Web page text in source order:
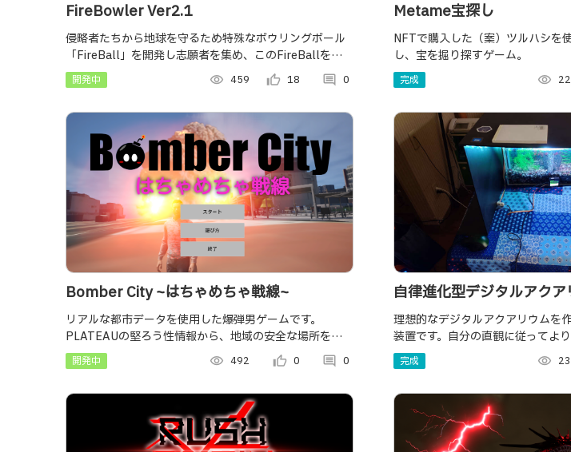
FireBowler Ver2.1
侵略者たちから地球を守るため特殊なボウリングボール
「FireBall」を開発し志願者を集め、このFireBallを使い
こなせる「FireBowler」を目指すゲーム。進化させたバ
ージョンです。
開発中 visibility 459 thumb_up_alt 18 comment 0
Metame宝探し
NFTで購入した（案）ツルハシを
し、宝を掘り探すゲーム。
完成 visibility
Bomber City ~はちゃめちゃ戦線~
リアルな都市データを使用した爆弾男ゲームです。
PLATEAUの堅ろう性情報から、地域の安全な場所を知る
ことができます。
開発中 visibility 492 thumb_up_alt 0 comment 0
自律進化型デジタルアク
「HoloSequence
理想的なデジタルアクアリウムを
装置です。自分の直観に従ってよ
ぶだけの簡単操作! 遺伝的アルゴリ
計算を採用しています。
完成 visibility